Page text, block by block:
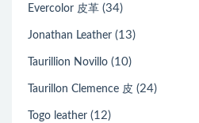
Evercolor 皮革 (34)
Jonathan Leather (13)
Taurillion Novillo (10)
Taurillon Clemence 皮 (24)
Togo leather (12)